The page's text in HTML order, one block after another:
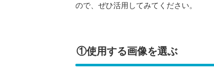
ので、ぜひ活用してみてください。
①使用する画像を選ぶ